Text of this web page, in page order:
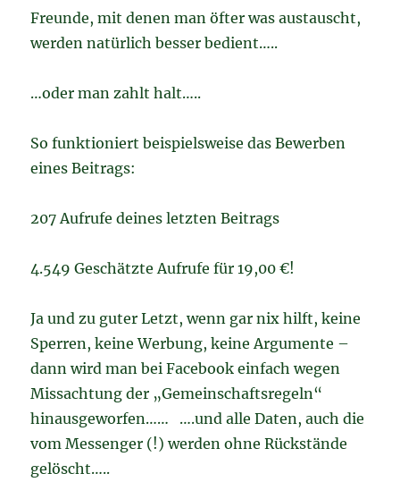
Freunde, mit denen man öfter was austauscht,
werden natürlich besser bedient…..
…oder man zahlt halt…..
So funktioniert beispielsweise das Bewerben
eines Beitrags:
207 Aufrufe deines letzten Beitrags
4.549 Geschätzte Aufrufe für 19,00 €!
Ja und zu guter Letzt, wenn gar nix hilft, keine
Sperren, keine Werbung, keine Argumente –
dann wird man bei Facebook einfach wegen
Missachtung der „Gemeinschaftsregeln“
hinausgeworfen…… ….und alle Daten, auch die
vom Messenger (!) werden ohne Rückstände
gelöscht…..